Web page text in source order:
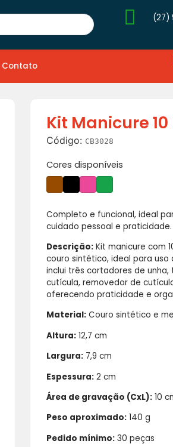
(27)
Contato
Kit Manicure
Código: CB3028
Cores disponíveis
Completo e funcional, ideal
cuidado pessoal e praticidade.
Descrição: Kit manicure com
couro sintético, ideal para uso
inclui três cortadores de unha,
cutícula, removedor de
oferecendo praticidade e
Material: Couro sintético e
Altura: 12,7 cm
Largura: 7,9 cm
Espessura: 2 cm
Área de gravação (CxL): 10
Peso aproximado: 140 g
Pedido mínimo: 30 peças